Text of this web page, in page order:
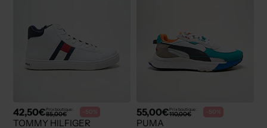
42,50€Prix boutique :
85,00€ -50%
TOMMY HILFIGER
55,00€Prix boutique :
110,00€ -50%
PUMA